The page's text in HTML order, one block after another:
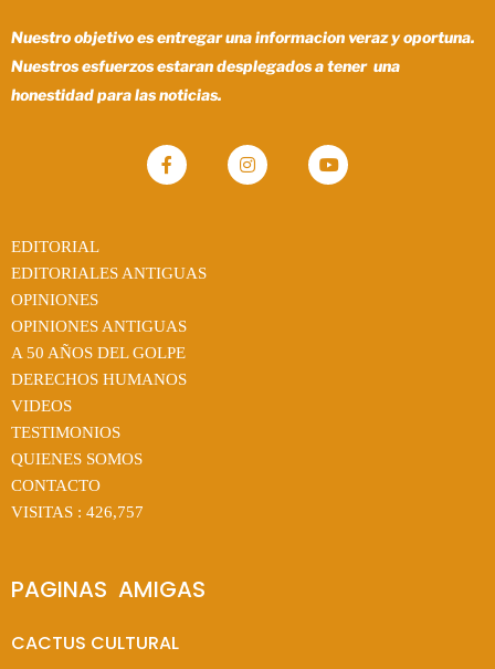
Nuestro objetivo es entregar una informacion veraz y oportuna.
Nuestros esfuerzos estaran desplegados a tener una
honestidad para las noticias.
EDITORIAL
EDITORIALES ANTIGUAS
OPINIONES
OPINIONES ANTIGUAS
A 50 AÑOS DEL GOLPE
DERECHOS HUMANOS
VIDEOS
TESTIMONIOS
QUIENES SOMOS
CONTACTO
VISITAS : 426,757
PAGINAS  AMIGAS
CACTUS CULTURAL